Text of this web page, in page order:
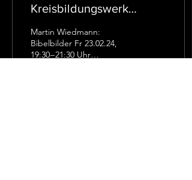
Kreisbildungswerk
Stuttgart
Martin Wiedmann:
Bibelbilder Fr 23.02.24,
19:30 – 21:30 Uhr